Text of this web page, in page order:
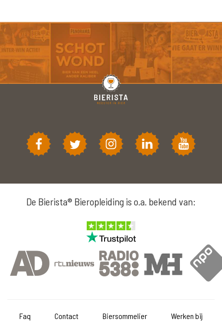
De Bierista® Bieropleiding is o.a. bekend van:
Faq Contact Biersommelier Werken bij